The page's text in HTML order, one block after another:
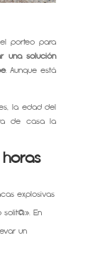
porteo para
una solución
. Aunque está
la edad del
de casa la
explosivas
En
un